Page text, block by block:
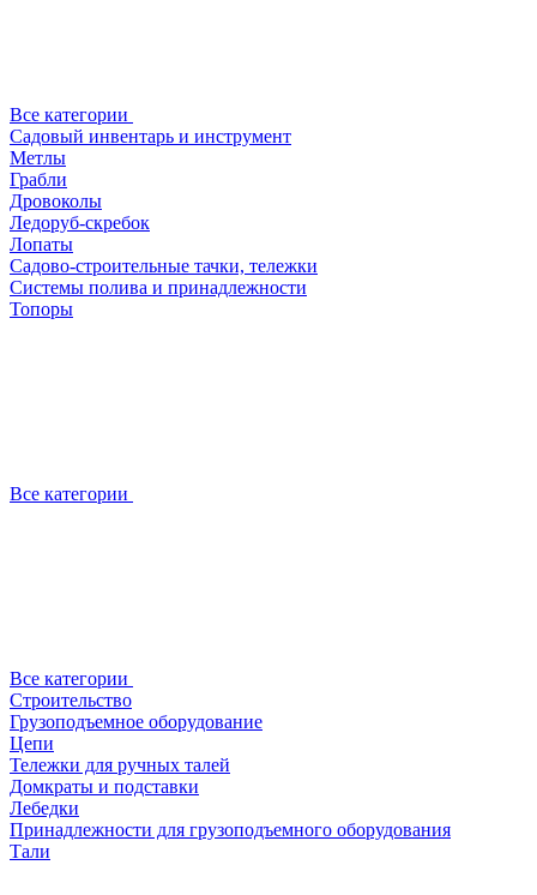
Все категории
Садовый инвентарь и инструмент
Метлы
Грабли
Дровоколы
Ледоруб-скребок
Лопаты
Садово-строительные тачки, тележки
Системы полива и принадлежности
Топоры
Все категории
Все категории
Строительство
Грузоподъемное оборудование
Цепи
Тележки для ручных талей
Домкраты и подставки
Лебедки
Принадлежности для грузоподъемного оборудования
Тали